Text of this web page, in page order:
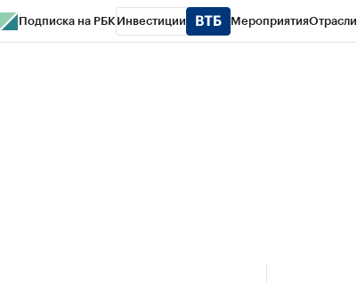
Подписка на РБК Инвестиции МероприятияОтрасли